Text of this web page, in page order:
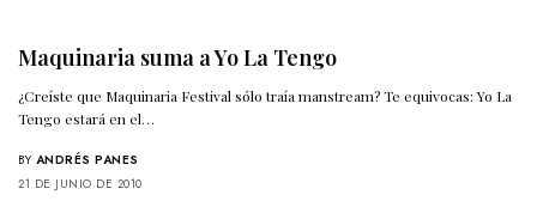
Maquinaria suma a Yo La Tengo
¿Creíste que Maquinaria Festival sólo traía manstream? Te equivocas: Yo La
Tengo estará en el…
BY ANDRÉS PANES
21 DE JUNIO DE 2010